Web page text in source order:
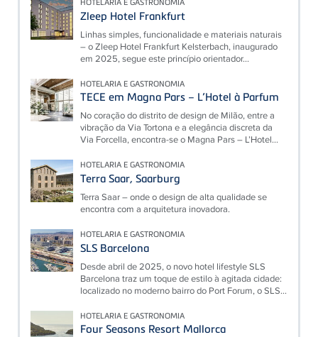
Zleep Hotel Frankfurt
Linhas simples, funcionalidade e materiais naturais
– o Zleep Hotel Frankfurt Kelsterbach, inaugurado
em 2025, segue este princípio orientador...
HOTELARIA E GASTRONOMIA
TECE em Magna Pars – L’Hotel à Parfum
No coração do distrito de design de Milão, entre a
vibração da Via Tortona e a elegância discreta da
Via Forcella, encontra-se o Magna Pars – L’Hotel...
HOTELARIA E GASTRONOMIA
Terra Saar, Saarburg
Terra Saar – onde o design de alta qualidade se
encontra com a arquitetura inovadora.
HOTELARIA E GASTRONOMIA
SLS Barcelona
Desde abril de 2025, o novo hotel lifestyle SLS
Barcelona traz um toque de estilo à agitada cidade:
localizado no moderno bairro do Port Forum, o SLS...
HOTELARIA E GASTRONOMIA
Four Seasons Resort Mallorca